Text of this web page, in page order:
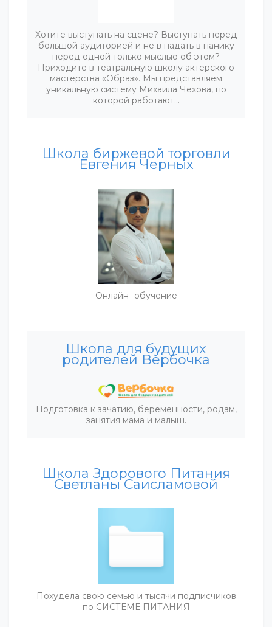
Хотите выступать на сцене? Выступать перед
большой аудиторией и не в падать в панику
перед одной только мыслью об этом?
Приходите в театральную школу актерского
мастерства «Образ». Мы представляем
уникальную систему Михаила Чехова, по
которой работают…
Школа биржевой торговли
Евгения Черных
Онлайн- обучение
Школа для будущих
родителей Вербочка
Подготовка к зачатию, беременности, родам,
занятия мама и малыш.
Школа Здорового Питания
Светланы Саисламовой
Похудела свою семью и тысячи подписчиков
по СИСТЕМЕ ПИТАНИЯ